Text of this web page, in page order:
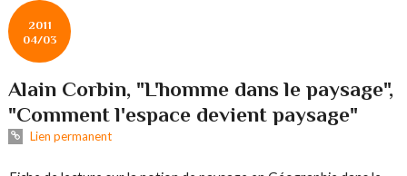
2011
04/03
Alain Corbin, "L'homme dans le paysage",
"Comment l'espace devient paysage"
Lien permanent